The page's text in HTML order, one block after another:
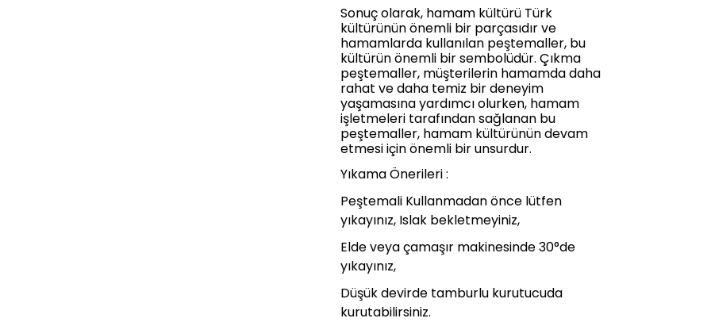
Sonuç olarak, hamam kültürü Türk
kültürünün önemli bir parçasıdır ve
hamamlarda kullanılan peştemaller, bu
kültürün önemli bir sembolüdür. Çıkma
peştemaller, müşterilerin hamamda daha
rahat ve daha temiz bir deneyim
yaşamasına yardımcı olurken, hamam
işletmeleri tarafından sağlanan bu
peştemaller, hamam kültürünün devam
etmesi için önemli bir unsurdur.
Yıkama Önerileri :
Peştemali Kullanmadan önce lütfen
yıkayınız, Islak bekletmeyiniz,
Elde veya çamaşır makinesinde 30°de
yıkayınız,
Düşük devirde tamburlu kurutucuda
kurutabilirsiniz.